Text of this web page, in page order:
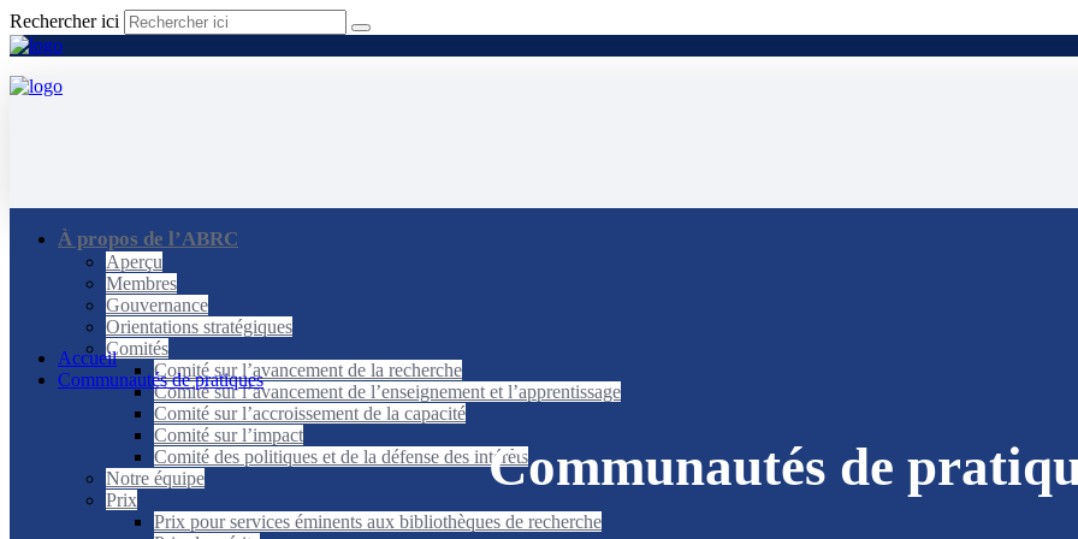
Rechercher ici
À propos de l’ABRC
Aperçu
Membres
Gouvernance
Orientations stratégiques
Comités
Comité sur l’avancement de la recherche
Comité sur l’avancement de l’enseignement et l’apprentissage
Comité sur l’accroissement de la capacité
Comité sur l’impact
Comité des politiques et de la défense des intérêts
Notre équipe
Prix
Prix pour services éminents aux bibliothèques de recherche
Accueil
Communautés de pratiques
Communautés de